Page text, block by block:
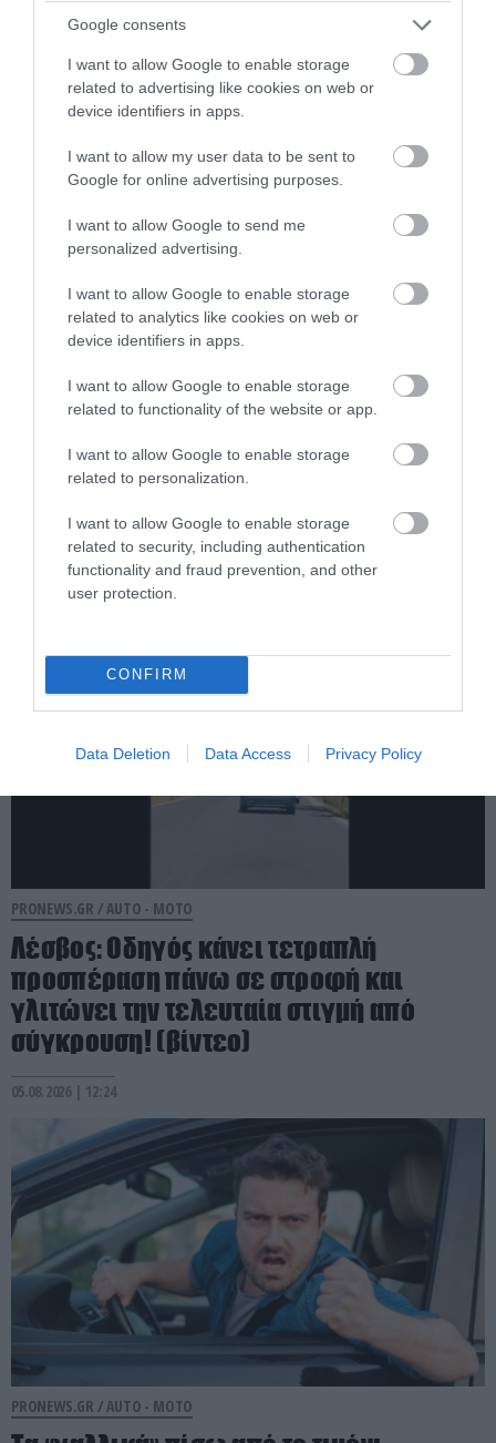
Google consents
I want to allow Google to enable storage
related to advertising like cookies on web or
device identifiers in apps.
I want to allow my user data to be sent to
Google for online advertising purposes.
I want to allow Google to send me
personalized advertising.
I want to allow Google to enable storage
related to analytics like cookies on web or
device identifiers in apps.
I want to allow Google to enable storage
related to functionality of the website or app.
I want to allow Google to enable storage
related to personalization.
I want to allow Google to enable storage
related to security, including authentication
functionality and fraud prevention, and other
user protection.
CONFIRM
Data Deletion Data Access Privacy Policy
Η «κρυφή» λειτουργία του κλειδιού
αυτοκινήτου που ελάχιστοι οδηγοί
γνωρίζουν
Αλλάζουν όλα στα διπλώματα οδήγησης:
Έρχεται το ευρωπαϊκό ψηφιακό
δίπλωμα και νέο «ποινολόγιο»
05.08.2026 | 13:36
PRONEWS.GR /AUTO - MOTO
Λέσβος: Οδηγός κάνει τετραπλή
προσπέραση πάνω σε στροφή και
γλιτώνει την τελευταία στιγμή από
σύγκρουση! (βίντεο)
05.08.2026 | 12:24
PRONEWS.GR /AUTO - MOTO